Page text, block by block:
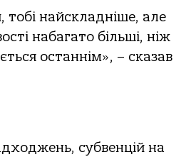
найскладніше, але
набагато більші, ніж
останнім», – сказав
субвенцій на